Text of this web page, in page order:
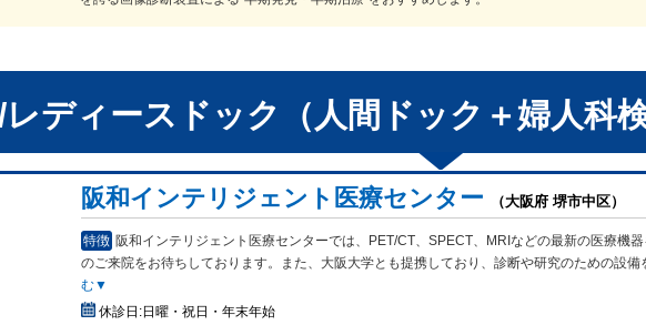
ディースドック（人間ドック＋婦人科検
阪和インテリジェント医療センター （大阪府 堺市中区）
特徴 阪和インテリジェント医療センターでは、PET/CT、SPECT、MRIなどの最新の医療機器
のご来院をお待ちしております。また、大阪大学とも提携しており、診断や研究のための設備
む▼
休診日:日曜・祝日・年末年始